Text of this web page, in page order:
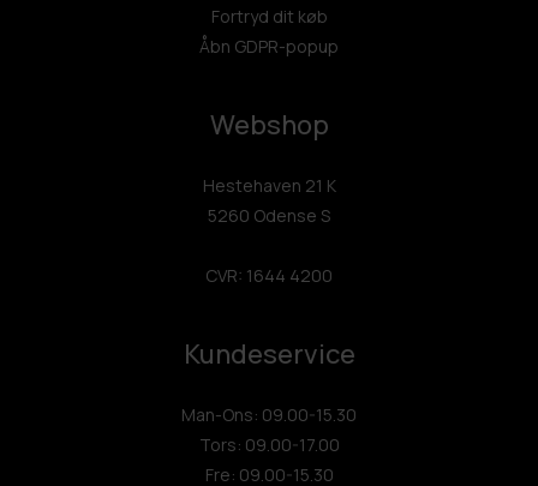
Fortryd dit køb
Åbn GDPR-popup
Webshop
Hestehaven 21 K
5260 Odense S
CVR: 1644 4200
Kundeservice
Man-Ons: 09.00-15.30
Tors: 09.00-17.00
Fre: 09.00-15.30